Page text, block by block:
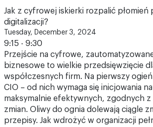
Jak z cyfrowej iskierki rozpalić płomień
digitalizacji?
Tuesday, December 3, 2024
9:15 - 9:30
Przejście na cyfrowe,
biznesowe to wielkie przedsięwzięcie
współczesnych firm. Na pierwszy
CIO – od nich wymaga się inicjowania
maksymalnie efektywnych, zgodnych
zmian. Oliwy do ognia dolewają ciągle
przepisy. Jak wdrożyć w organizacji